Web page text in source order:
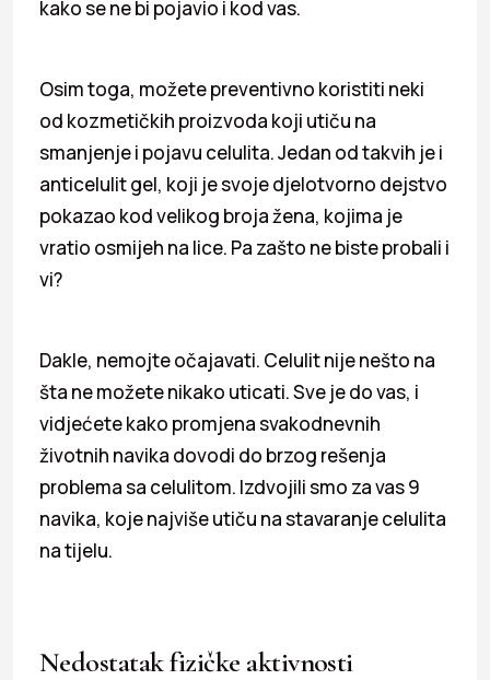
kako se ne bi pojavio i kod vas.
Osim toga, možete preventivno koristiti neki
od kozmetičkih proizvoda koji utiču na
smanjenje i pojavu celulita. Jedan od takvih je i
anticelulit gel, koji je svoje djelotvorno dejstvo
pokazao kod velikog broja žena, kojima je
vratio osmijeh na lice. Pa zašto ne biste probali i
vi?
Dakle, nemojte očajavati. Celulit nije nešto na
šta ne možete nikako uticati. Sve je do vas, i
vidjećete kako promjena svakodnevnih
životnih navika dovodi do brzog rešenja
problema sa celulitom. Izdvojili smo za vas 9
navika, koje najviše utiču na stavaranje celulita
na tijelu.
Nedostatak fizičke aktivnosti